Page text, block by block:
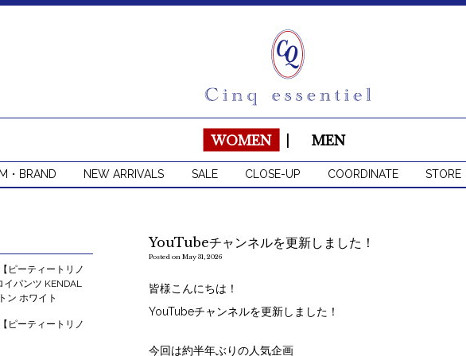
WOMEN MEN
・BRAND NEW ARRIVALS SALE CLOSE-UP COORDINATE STORE
YouTubeチャンネルを更新しました！
Posted on May 31, 2026
皆様こんにちは！
YouTubeチャンネルを更新しました！
今回は約半年ぶりの人気企画
ピーティートリノ
イパンツ KENDAL
ン ホワイト
ピーティートリノ